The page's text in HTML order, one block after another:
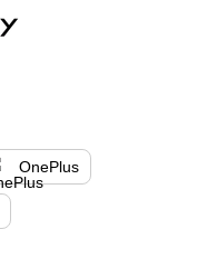
OnePlus